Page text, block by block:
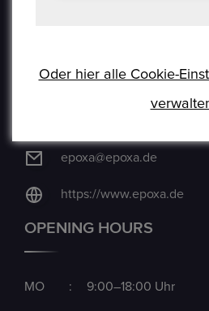
+49 6074 486 6351
epoxa@epoxa.de
https://www.epoxa.de
OPENING HOURS
MO : 9:00–18:00 Uhr
Oder hier alle Cookie-